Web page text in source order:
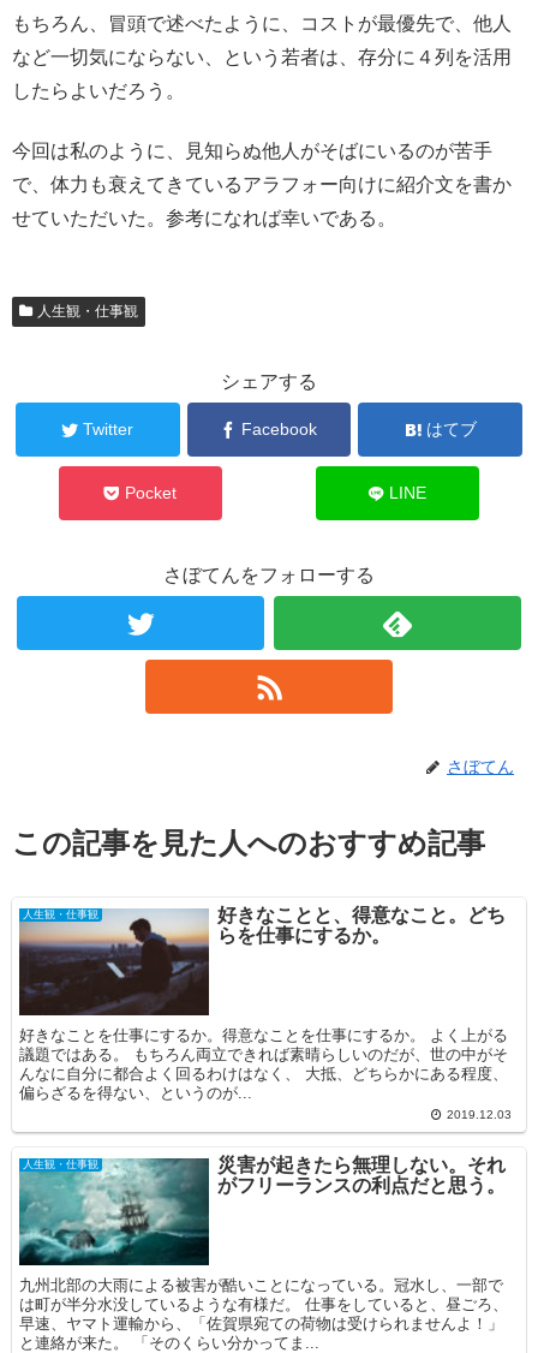
もちろん、冒頭で述べたように、コストが最優先で、他人
など一切気にならない、という若者は、存分に４列を活用
したらよいだろう。
今回は私のように、見知らぬ他人がそばにいるのが苦手
で、体力も衰えてきているアラフォー向けに紹介文を書か
せていただいた。参考になれば幸いである。
人生観・仕事観
シェアする
Twitter Facebook はてブ
Pocket LINE
さぼてんをフォローする
さぼてん
この記事を見た人へのおすすめ記事
人生観・仕事観
好きなことと、得意なこと。どち
らを仕事にするか。
好きなことを仕事にするか。得意なことを仕事にするか。 よく上がる
議題ではある。 もちろん両立できれば素晴らしいのだが、世の中がそ
んなに自分に都合よく回るわけはなく、 大抵、どちらかにある程度、
偏らざるを得ない、というのが...
2019.12.03
人生観・仕事観
災害が起きたら無理しない。それ
がフリーランスの利点だと思う。
九州北部の大雨による被害が酷いことになっている。冠水し、一部で
は町が半分水没しているような有様だ。 仕事をしていると、昼ごろ、
早速、ヤマト運輸から、「佐賀県宛ての荷物は受けられませんよ！」
と連絡が来た。 「そのくらい分かってま...